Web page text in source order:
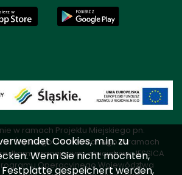
w ramach Projektu Miejskiego pn.
Śląskiego" realizowanego w ramach
wracającymi z Inicjatywy JESSICA
Operacyjnego Województwa
Cookies, m.in. zu
Wenn Sie nicht möchten,
Festplatte gespeichert werden,